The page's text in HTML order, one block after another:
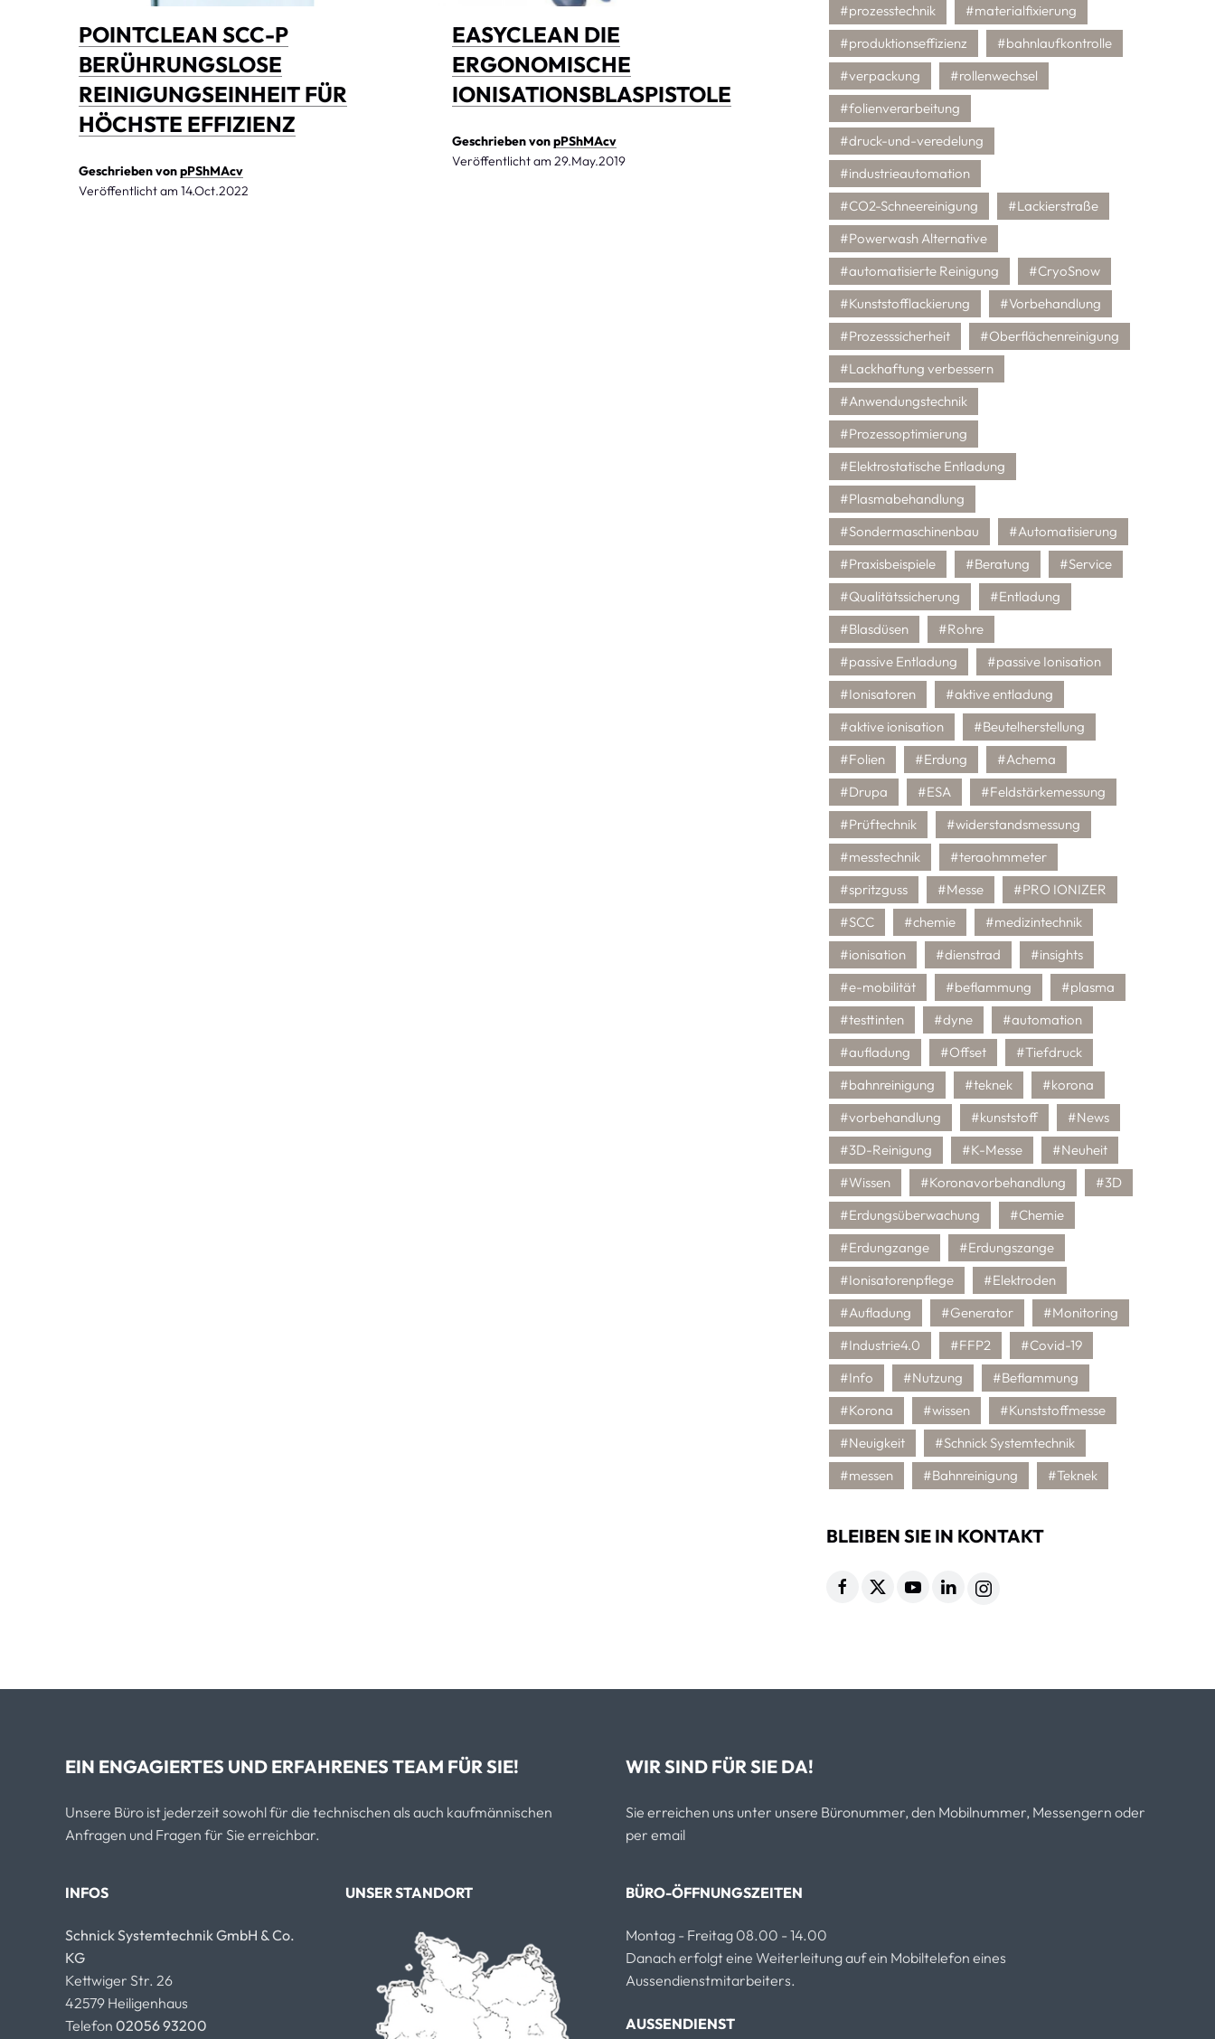
POINTCLEAN SCC-P
BERÜHRUNGSLOSE
REINIGUNGSEINHEIT FÜR
HÖCHSTE EFFIZIENZ
Geschrieben vonpPShMAcv
Veröffentlicht am 14.Oct.2022
EASYCLEAN DIE
ERGONOMISCHE
IONISATIONSBLASPISTOLE
Geschrieben vonpPShMAcv
Veröffentlicht am29.May.2019
#prozesstechnik
#materialfixierung
#produktionseffizienz
#bahnlaufkontrolle
#verpackung
#rollenwechsel
#folienverarbeitung
#druck-und-veredelung
#industrieautomation
#CO2-Schneereinigung
#Lackierstraße
#Powerwash Alternative
#automatisierte Reinigung
#CryoSnow
#Kunststofflackierung
#Vorbehandlung
#Prozesssicherheit
#Oberflächenreinigung
#Lackhaftung verbessern
#Anwendungstechnik
#Prozessoptimierung
#Elektrostatische Entladung
#Plasmabehandlung
#Sondermaschinenbau
#Automatisierung
#Praxisbeispiele
#Beratung
#Service
#Qualitätssicherung
#Entladung
#Blasdüsen
#Rohre
#passive Entladung
#passive Ionisation
#Ionisatoren
#aktive entladung
#aktive ionisation
#Beutelherstellung
#Folien
#Erdung
#Achema
#Drupa
#ESA
#Feldstärkemessung
#Prüftechnik
#widerstandsmessung
#messtechnik
#teraohmmeter
#spritzguss
#Messe
#PRO IONIZER
#SCC
#chemie
#medizintechnik
#ionisation
#dienstrad
#insights
#e-mobilität
#beflammung
#plasma
#testtinten
#dyne
#automation
#aufladung
#Offset
#Tiefdruck
#bahnreinigung
#teknek
#korona
#vorbehandlung
#kunststoff
#News
#3D-Reinigung
#K-Messe
#Neuheit
#Wissen
#Koronavorbehandlung
#3D
#Erdungsüberwachung
#Chemie
#Erdungzange
#Erdungszange
#Ionisatorenpflege
#Elektroden
#Aufladung
#Generator
#Monitoring
#Industrie4.0
#FFP2
#Covid-19
#Info
#Nutzung
#Beflammung
#Korona
#wissen
#Kunststoffmesse
#Neuigkeit
#Schnick Systemtechnik
#messen
#Bahnreinigung #Teknek
BLEIBEN SIE IN KONTAKT
EIN ENGAGIERTES UND ERFAHRENES TEAM FÜR SIE!
Unsere Büro ist jederzeit sowohl für die technischen als auch kaufmännischen
Anfragen und Fragen für Sie erreichbar.
WIR SIND FÜR SIE DA!
Sie erreichen uns unter unsere Büronummer, den Mobilnummer, Messengern oder
per email
INFOS
Schnick Systemtechnik GmbH & Co.
KG
Kettwiger Str. 26
42579 Heiligenhaus
Telefon 02056 93200
UNSER STANDORT BÜRO-ÖFFNUNGSZEITEN
Montag - Freitag 08.00 - 14.00
Danach erfolgt eine Weiterleitung auf ein Mobiltelefon eines
Aussendienstmitarbeiters.
AUSSENDIENST